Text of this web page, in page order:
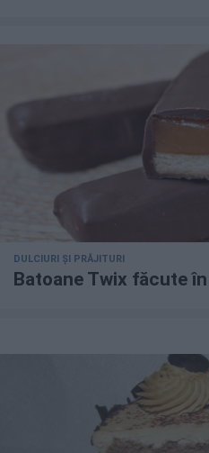
DULCIURI ȘI PRĂJITURI
Batoane Twix făcute